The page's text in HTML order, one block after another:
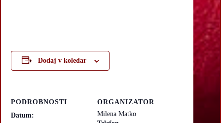
Dodaj v koledar
PODROBNOSTI
Datum:
ORGANIZATOR
Milena Matko